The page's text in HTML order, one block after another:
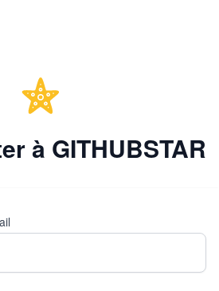
à GITHUBSTAR